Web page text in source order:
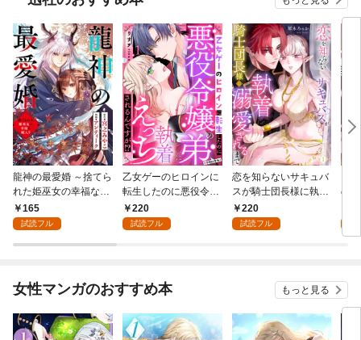
龍神の最愛婚 ～捨てら
れた姫巫女の幸福な嫁
入り～: 1
165
試読フル
乙女ゲーのヒロインに
転生したのに悪役令嬢
の弟（攻略対象外）に
執着えっちされるんで
220
試読フル
恋を知らないサキュバ
スが騎士団長様に執着
溺愛されるまで: 1
220
試読フル
の
女性マンガのおすすめ本 もっと見る